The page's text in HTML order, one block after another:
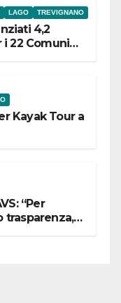
LAGO TREVIGNANO
4,2
22 Comuni
Kayak Tour a
“Per
trasparenza,